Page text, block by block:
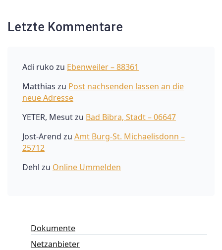
Letzte Kommentare
Adi ruko zu Ebenweiler – 88361
Matthias zu Post nachsenden lassen an die
neue Adresse
YETER, Mesutzu Bad Bibra, Stadt – 06647
Jost-Arend zu Amt Burg-St. Michaelisdonn –
25712
Dehl zu Online Ummelden
Dokumente
Netzanbieter